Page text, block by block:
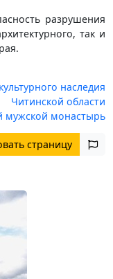
разрушения
так и
наследия
Читинской области
мужской монастырь
страницу